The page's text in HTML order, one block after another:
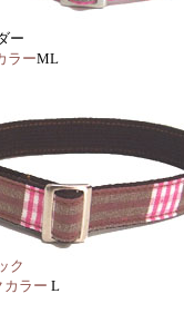
ー
ラーML
ク
ラー L